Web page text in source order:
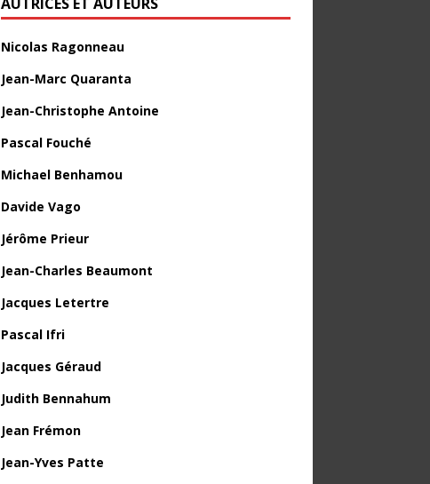
Nicolas Ragonneau
Jean-Marc Quaranta
Jean-Christophe Antoine
Pascal Fouché
Michael Benhamou
Davide Vago
Jérôme Prieur
Jean-Charles Beaumont
Jacques Letertre
Pascal Ifri
Jacques Géraud
Judith Bennahum
Jean Frémon
Jean-Yves Patte